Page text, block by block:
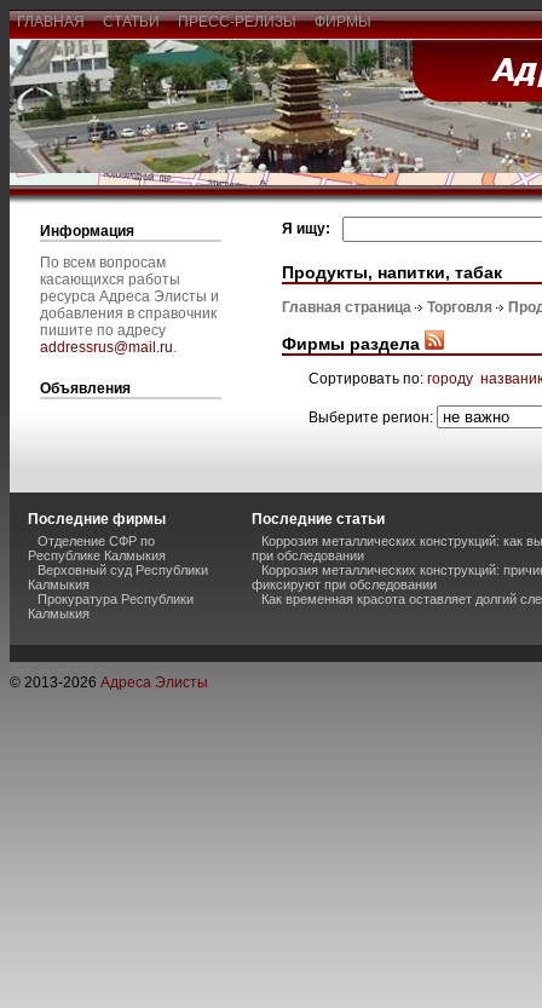
ГЛАВНАЯ СТАТЬИ ПРЕСС-РЕЛИЗЫ ФИРМЫ
Информация
По всем вопросам
касающихся работы
ресурса Адреса Элисты и
добавления в справочник
пишите по адресу
addressrus@mail.ru.
Объявления
Я ищу:
Продукты, напитки, табак
Главная страница Торговля
Фирмы раздела
Сортировать по: городу
Выберите регион:
Последние фирмы
Отделение СФР по
Республике Калмыкия
Верховный суд Республики
Калмыкия
Прокуратура Республики
Калмыкия
Последние статьи
Коррозия металлических конструкций: как
при обследовании
Коррозия металлических конструкций:
фиксируют при обследовании
Как временная красота оставляет долгий
© 2013-2026 Адреса Элисты